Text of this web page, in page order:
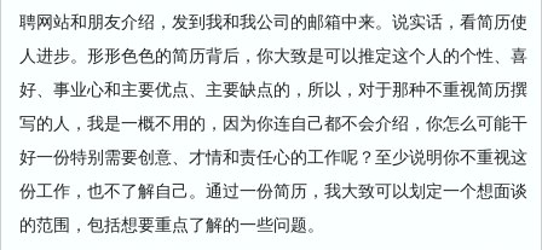
聘网站和朋友介绍，发到我和我公司的邮箱中来。说实话，看简历使
人进步。形形色色的简历背后，你大致是可以推定这个人的个性、喜
好、事业心和主要优点、主要缺点的，所以，对于那种不重视简历撰
写的人，我是一概不用的，因为你连自己都不会介绍，你怎么可能干
好一份特别需要创意、才情和责任心的工作呢？至少说明你不重视这
份工作，也不了解自己。通过一份简历，我大致可以划定一个想面谈
的范围，包括想要重点了解的一些问题。